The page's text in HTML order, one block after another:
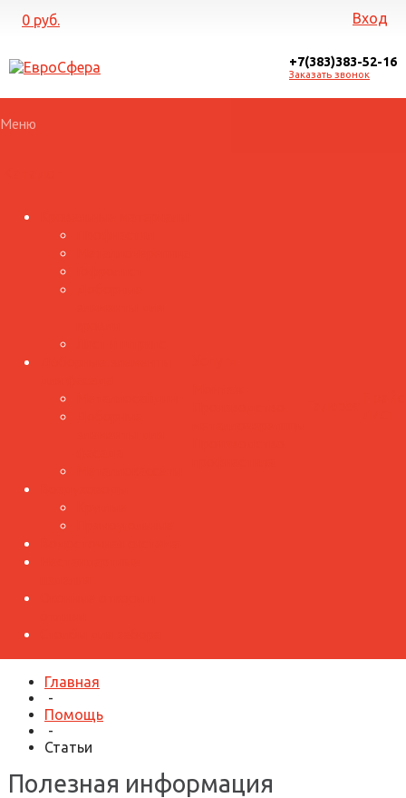
0 руб. Вход
+7(383)383-52-16
Заказать звонок
Меню
Главная
-
Помощь
-
Статьи
Полезная информация